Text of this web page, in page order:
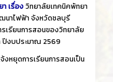
เรื่องวิทยาลัยเทคนิคพัทยา
นาไฟฟ้า จังหวัดชลบุรี
เรียนการสอนของวิทยาลัย
ปีงบประมาณ 2569
งหยุดการเรียนการสอนเป็น